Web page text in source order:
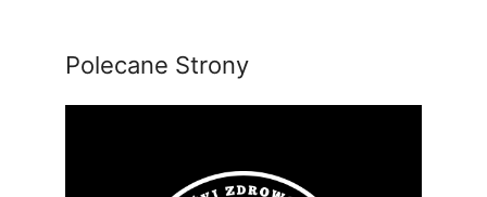
Polecane Strony